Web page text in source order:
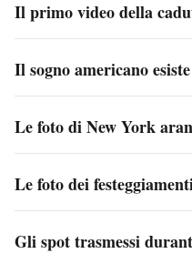
Il primo video della
Il sogno americano
Le foto di New York
Le foto dei
Gli spot trasmessi